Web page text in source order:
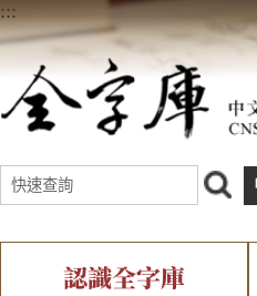
:::
認識全字庫